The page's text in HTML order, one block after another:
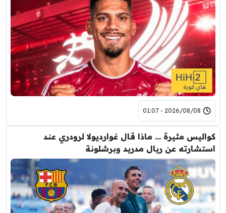
2026/08/08 - 01:07
كواليس مثيرة … ماذا قال غوارديولا لرودري عند
استشارته عن ريال مدريد وبرشلونة